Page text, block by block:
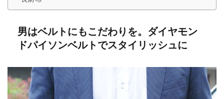
男はベルトにもこだわりを。ダイヤモン
ドパイソンベルトでスタイリッシュに